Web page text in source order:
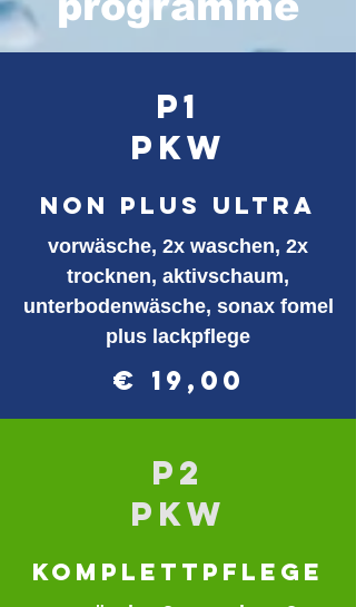
P1
PKW
non plus ultra
vorwäsche, 2x waschen, 2x
trocknen, aktivschaum,
unterbodenwäsche, sonax fomel
plus lackpflege
€ 19,00
p2
PKW
komplettpflege